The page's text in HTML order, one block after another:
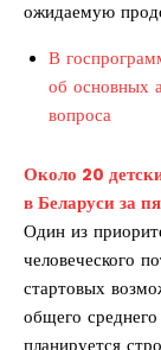
ожидаемую
В
об основных
вопроса
Около 20
в Беларуси за
Один из
человеческого
стартовых
общего
планируется